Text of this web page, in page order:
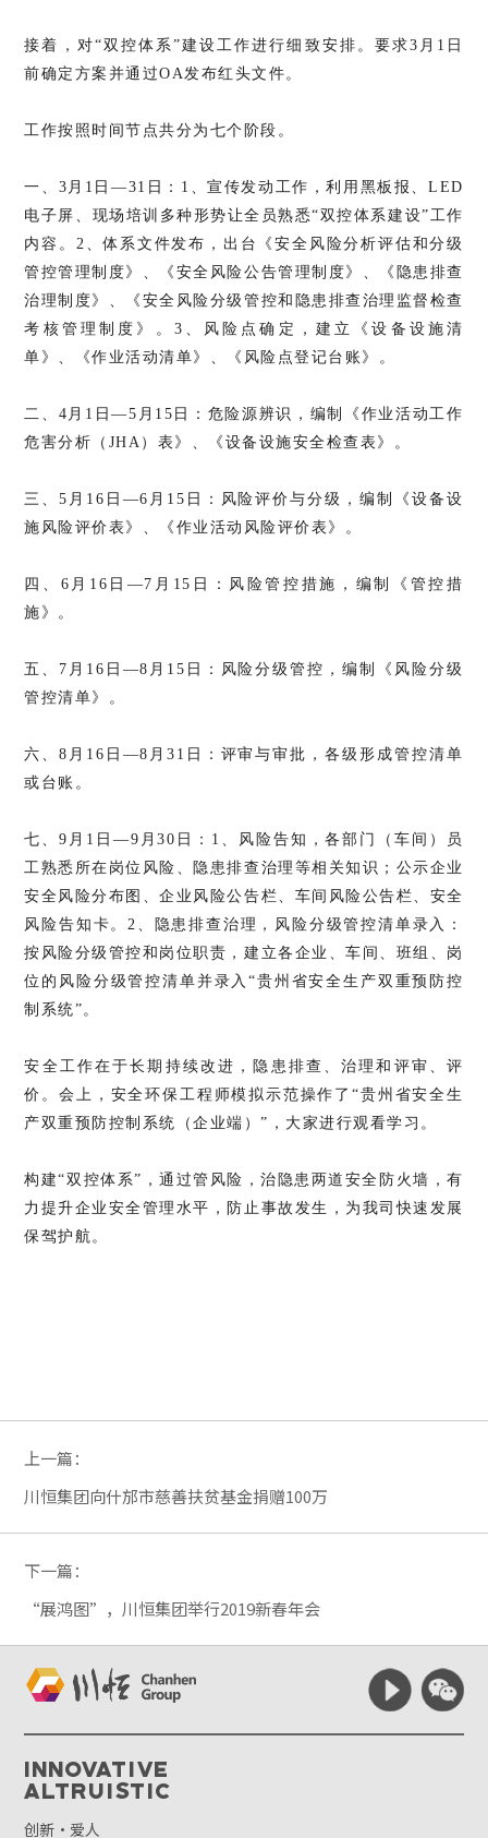
接着，对“双控体系”建设工作进行细致安排。要求3月1日
前确定方案并通过OA发布红头文件。
工作按照时间节点共分为七个阶段。
一、3月1日—31日：1、宣传发动工作，利用黑板报、LED
电子屏、现场培训多种形势让全员熟悉“双控体系建设”工作
内容。2、体系文件发布，出台《安全风险分析评估和分级
管控管理制度》、《安全风险公告管理制度》、《隐患排查
治理制度》、《安全风险分级管控和隐患排查治理监督检查
考核管理制度》。3、风险点确定，建立《设备设施清
单》、《作业活动清单》、《风险点登记台账》。
二、4月1日—5月15日：危险源辨识，编制《作业活动工作
危害分析（JHA）表》、《设备设施安全检查表》。
三、5月16日—6月15日：风险评价与分级，编制《设备设
施风险评价表》、《作业活动风险评价表》。
四、6月16日—7月15日：风险管控措施，编制《管控措
施》。
五、7月16日—8月15日：风险分级管控，编制《风险分级
管控清单》。
六、8月16日—8月31日：评审与审批，各级形成管控清单
或台账。
七、9月1日—9月30日：1、风险告知，各部门（车间）员
工熟悉所在岗位风险、隐患排查治理等相关知识；公示企业
安全风险分布图、企业风险公告栏、车间风险公告栏、安全
风险告知卡。2、隐患排查治理，风险分级管控清单录入：
按风险分级管控和岗位职责，建立各企业、车间、班组、岗
位的风险分级管控清单并录入“贵州省安全生产双重预防控
制系统”。
安全工作在于长期持续改进，隐患排查、治理和评审、评
价。会上，安全环保工程师模拟示范操作了“贵州省安全生
产双重预防控制系统（企业端）”，大家进行观看学习。
构建“双控体系”，通过管风险，治隐患两道安全防火墙，有
力提升企业安全管理水平，防止事故发生，为我司快速发展
保驾护航。
上一篇：
川恒集团向什邡市慈善扶贫基金捐赠100万
下一篇：
“展鸿图”，川恒集团举行2019新春年会
Innovative
Altruistic
创新·爱人